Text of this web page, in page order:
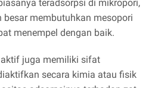
teradsorpsi di mikropori,
besar membutuhkan mesopori
menempel dengan baik.
juga memiliki sifat
secara kimia atau fisik